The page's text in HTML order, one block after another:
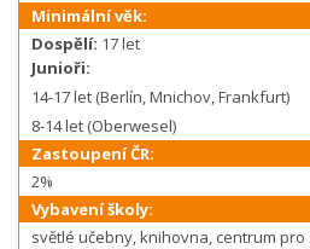
Minimální věk:
Dospělí: 17 let
Junioři:
14-17 let (Berlín, Mnichov, Frankfurt)
8-14 let (Oberwesel)
Zastoupení ČR:
2%
Vybavení školy:
světlé učebny, knihovna, centrum